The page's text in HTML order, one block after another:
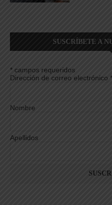
SUSCRÍBETE A
* campos requeridos
Dirección de correo electrónico *
Nombre
Apellidos